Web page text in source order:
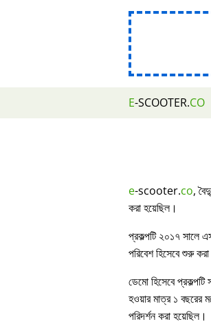
E-SCOOTER.CO
e-scooter.co,
করা হয়েছিল।
প্রকল্পটি ২০১৭ সালে
পরিবেশ হিসেবে শুরু
ডেমো হিসেবে
হওয়ার মাত্র ১ বছরের
পরিদর্শন করা হয়েছিল।